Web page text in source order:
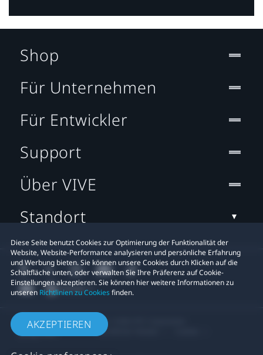
Diese Seite benutzt Cookies zur Optimierung der Funktionalität der
Website, Website-Performance analysieren und persönliche Erfahrung
und Werbung bieten. Sie können unsere Cookies durch Klicken auf die
Schaltfläche unten, oder verwalten Sie Ihre Präferenz auf Cookie-
Einstellungen akzeptieren. Sie können hier weitere Informationen zu
unseren Richtlinien zu Cookiesfinden.
AKZEPTIEREN
Shop
Für Unternehmen
Für Entwickler
Support
Über VIVE
Standort
© 2011-2026 HTC Corporation
Rechtlicher Hinweis